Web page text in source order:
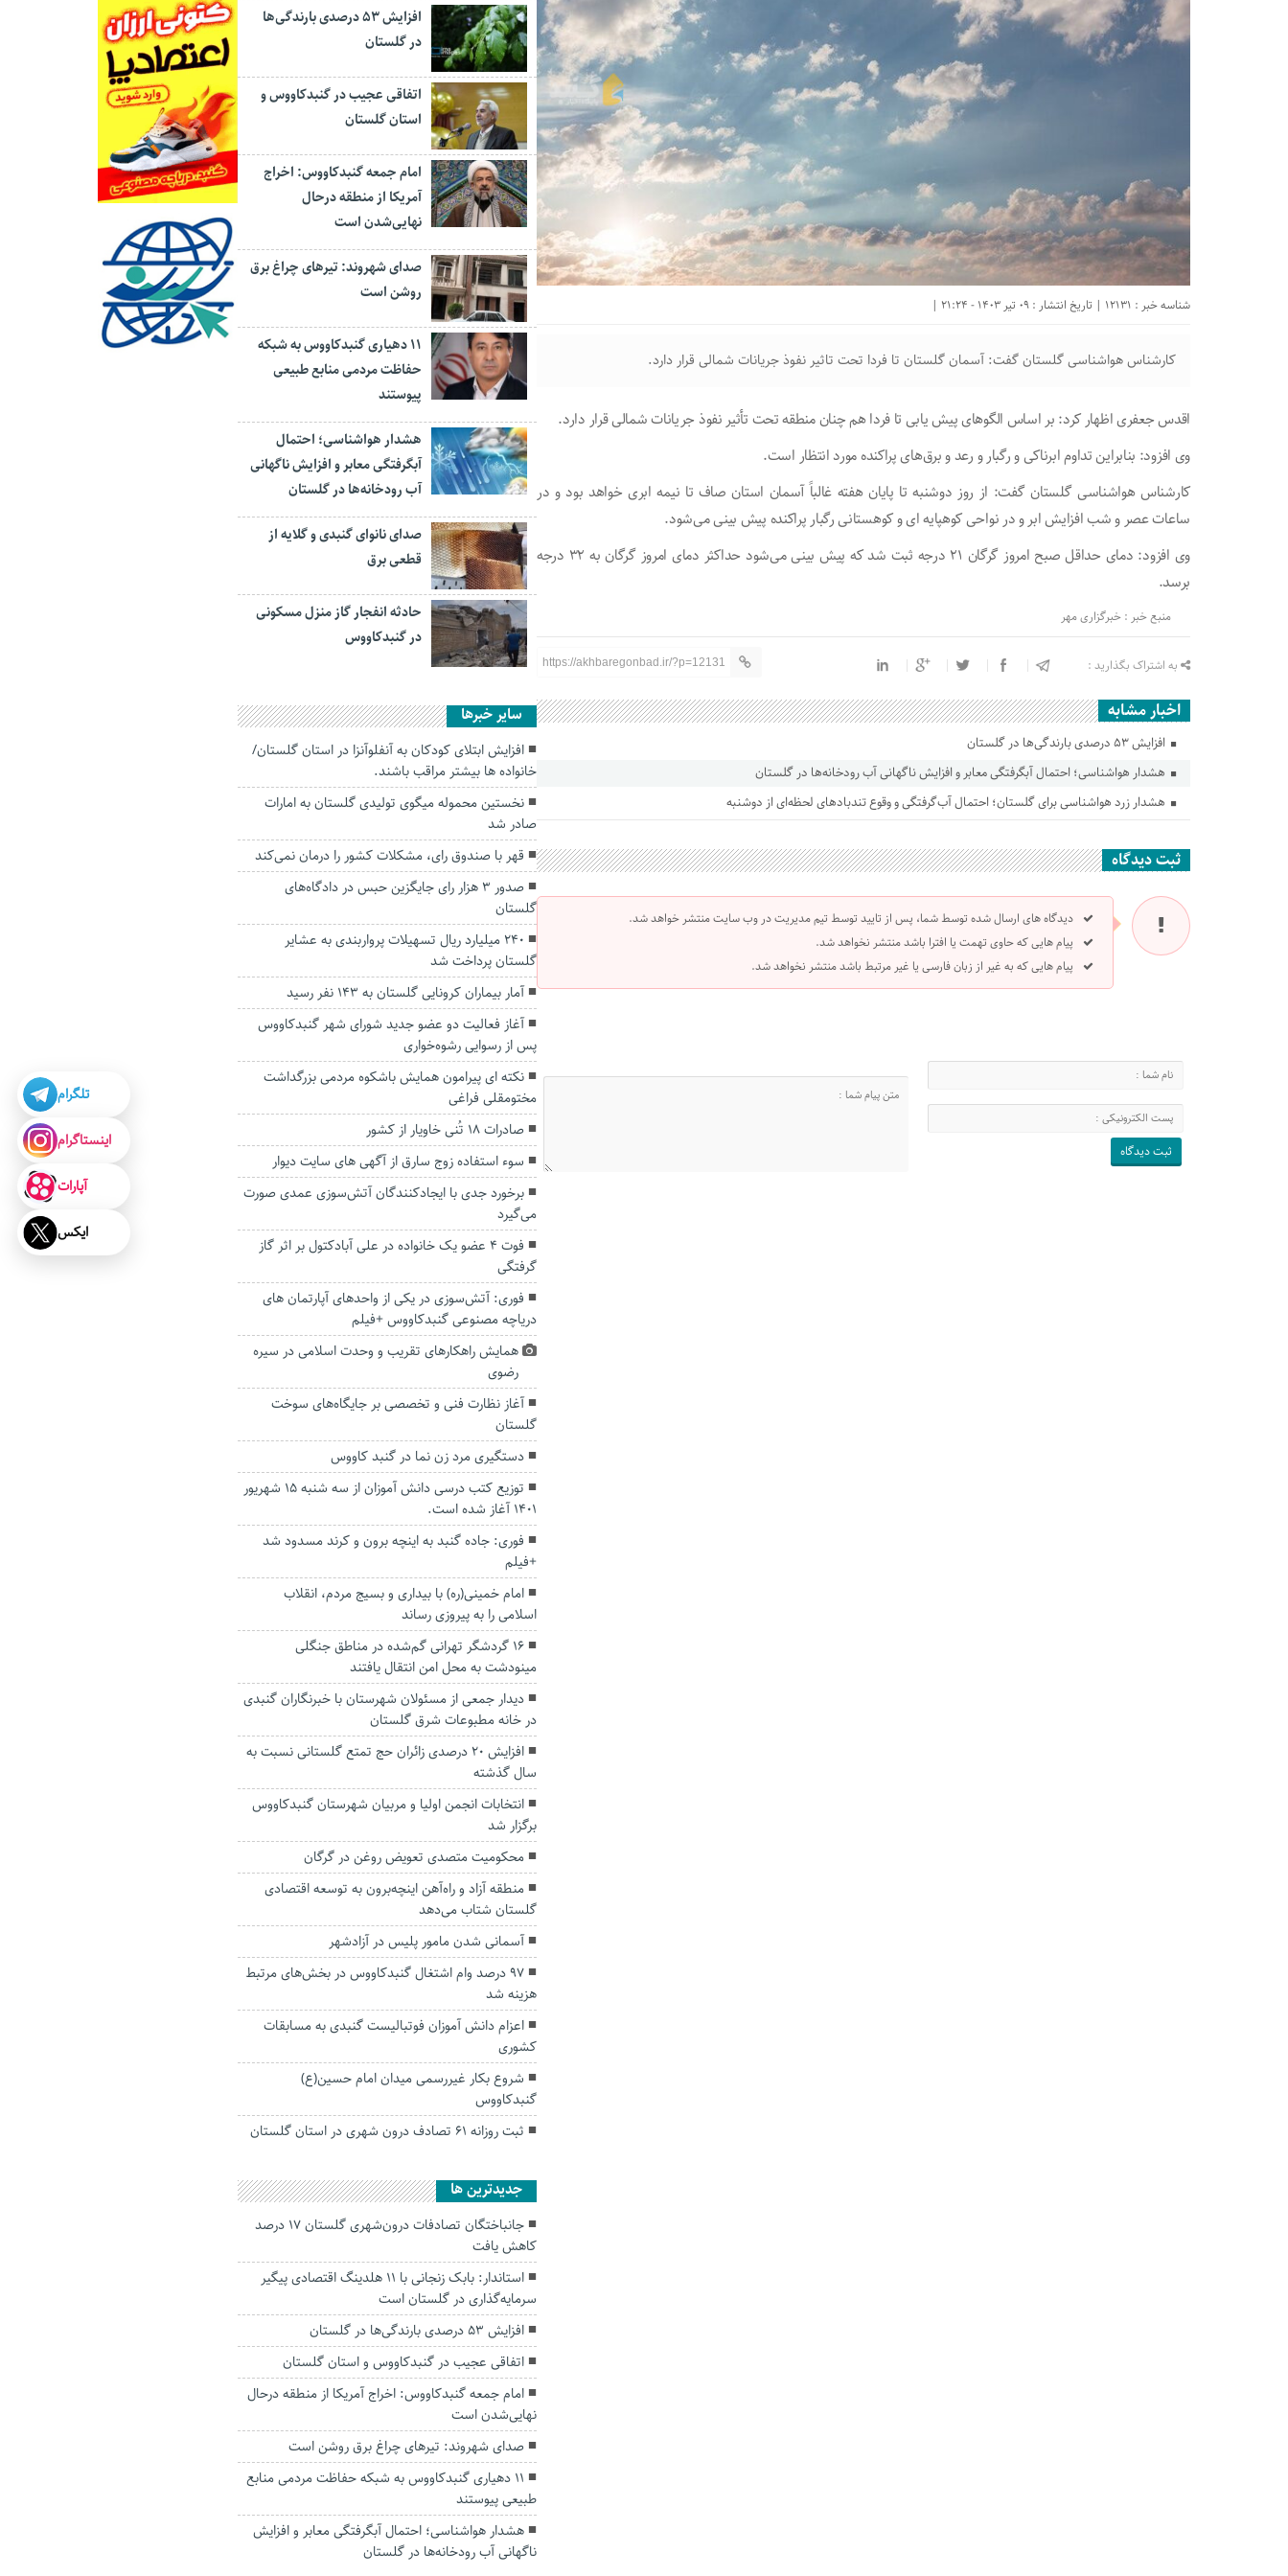
شناسه خبر : 12131 | تاریخ انتشار : 09 تیر 1403 - 21:24 |
کارشناس هواشناسی گلستان گفت: آسمان گلستان تا فردا تحت تاثیر نفوذ جریانات شمالی قرار دارد.
اقدس جعفری اظهار کرد: بر اساس الگوهای پیش یابی تا فردا هم چنان منطقه تحت تأثیر نفوذ جریانات شمالی قرار دارد.
وی افزود: بنابراین تداوم ابرناکی و رگبار و رعد و برق‌های پراکنده مورد انتظار است.
کارشناس هواشناسی گلستان گفت: از روز دوشنبه تا پایان هفته غالباً آسمان استان صاف تا نیمه ابری خواهد بود و در
ساعات عصر و شب افزایش ابر و در نواحی کوهپایه ای و کوهستانی رگبار پراکنده پیش بینی می‌شود.
وی افزود: دمای حداقل صبح امروز گرگان ۲۱ درجه ثبت شد که پیش بینی می‌شود حداکثر دمای امروز گرگان به ۳۲ درجه
برسد.
منبع خبر : خبرگزاری مهر
به اشتراک بگذارید : https://akhbaregonbad.ir/?p=12131
اخبار مشابه
افزایش ۵۳ درصدی بارندگی‌ها در گلستان
هشدار هواشناسی؛ احتمال آبگرفتگی معابر و افزایش ناگهانی آب رودخانه‌ها در گلستان
هشدار زرد هواشناسی برای گلستان؛ احتمال آب‌گرفتگی و وقوع تندباد‌های لحظه‌ای از دوشنبه
ثبت دیدگاه
دیدگاه های ارسال شده توسط شما، پس از تایید توسط تیم مدیریت در وب سایت منتشر خواهد شد.
پیام هایی که حاوی تهمت یا افترا باشد منتشر نخواهد شد.
پیام هایی که به غیر از زبان فارسی یا غیر مرتبط باشد منتشر نخواهد شد.
افزایش ۵۳ درصدی بارندگی‌ها
در گلستان
اتفاقی عجیب در‌ گنبدکاووس و
استان گلستان
امام جمعه گنبدکاووس: اخراج
آمریکا از منطقه درحال
نهایی‌شدن است
صدای شهروند: تیرهای چراغ برق
روشن است
۱۱ دهیاری گنبدکاووس به شبکه
حفاظت مردمی منابع طبیعی
پیوستند
هشدار هواشناسی؛ احتمال
آبگرفتگی معابر و افزایش ناگهانی
آب رودخانه‌ها در گلستان
صدای نانوای گنبدی و گلایه از
قطعی برق
حادثه انفجار گاز منزل مسکونی
در گنبدکاووس
سایر خبرها
افزایش ابتلای کودکان به آنفلوآنزا در استان گلستان/
خانواده ها بیشتر مراقب باشند.
نخستین محموله میگوی تولیدی گلستان به امارات
صادر شد
قهر با صندوق رای، مشکلات کشور را درمان نمی‌کند
صدور ۳ هزار رای جایگزین حبس در دادگاه‌های
گلستان
۲۴۰ میلیارد ریال تسهیلات پرواربندی به عشایر
گلستان پرداخت شد
آمار بیماران کرونایی گلستان به ۱۴۳ نفر رسید
آغاز فعالیت دو عضو جدید شورای شهر گنبدکاووس
پس از رسوایی رشوه‌خواری
نکته ای پیرامون همایش باشکوه مردمی بزرگداشت
مختومقلی فراغی
صادرات ۱۸ تُنی خاویار از کشور
سوء استفاده زوج سارق از آگهی های سایت دیوار
برخورد جدی با ایجادکنندگان آتش‌سوزی عمدی صورت
می‌گیرد
فوت ۴ عضو یک خانواده در علی آبادکتول بر اثر گاز
گرفتگی
فوری: آتش‌سوزی در یکی از واحدهای آپارتمان های
دریاچه مصنوعی گنبدکاووس +فیلم
همایش راهکارهای تقریب و وحدت اسلامی در سیره
رضوی
آغاز نظارت فنی و تخصصی بر جایگاه‌های سوخت
گلستان
دستگیری مرد زن نما در گنبد کاووس
توزیع کتب درسی دانش آموزان از سه شنبه ۱۵ شهریور
۱۴۰۱ آغاز شده است.
فوری: جاده گنبد به اینچه برون و کرند مسدود شد
+فیلم
امام خمینی(ره) با بیداری و بسیج مردم، انقلاب
اسلامی را به پیروزی رساند
۱۶ گردشگر تهرانی گم‌شده در مناطق جنگلی
مینودشت به محل امن انتقال یافتند
دیدار جمعی از مسئولان شهرستان با خبرنگاران گنبدی
در خانه مطبوعات شرق گلستان
افزایش ۲۰ درصدی زائران حج تمتع گلستانی نسبت به
سال گذشته
انتخابات انجمن اولیا و مربیان شهرستان گنبدکاووس
برگزار شد
محکومیت متصدی تعویض روغن در گرگان
منطقه آزاد و راه‌آهن اینچه‌برون به توسعه اقتصادی
گلستان شتاب می‌دهد
آسمانی شدن مامور پلیس در آزادشهر
۹۷ درصد وام اشتغال گنبدکاووس در بخش‌های مرتبط
هزینه شد
اعزام دانش آموزان فوتبالیست گنبدی به مسابقات
کشوری
شروع بکار غیررسمی میدان امام حسین(ع)
گنبدکاووس
ثبت روزانه ۶۱ تصادف درون شهری در استان گلستان
جديدترين ها
جانباختگان تصادفات درون‌شهری گلستان ۱۷ درصد
کاهش یافت
استاندار: بابک زنجانی با ۱۱ هلدینگ اقتصادی پیگیر
سرمایه‌گذاری در گلستان است
افزایش ۵۳ درصدی بارندگی‌ها در گلستان
اتفاقی عجیب در‌ گنبدکاووس و استان گلستان
امام جمعه گنبدکاووس: اخراج آمریکا از منطقه درحال
نهایی‌شدن است
صدای شهروند: تیرهای چراغ برق روشن است
۱۱ دهیاری گنبدکاووس به شبکه حفاظت مردمی منابع
طبیعی پیوستند
هشدار هواشناسی؛ احتمال آبگرفتگی معابر و افزایش
ناگهانی آب رودخانه‌ها در گلستان
تلگرام
اینستاگرام
آپارات
ایکس